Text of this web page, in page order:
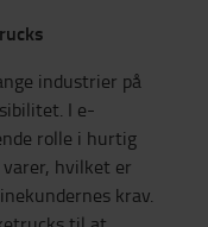
industrier på
I e-
rolle i hurtig
hvilket er
krav.